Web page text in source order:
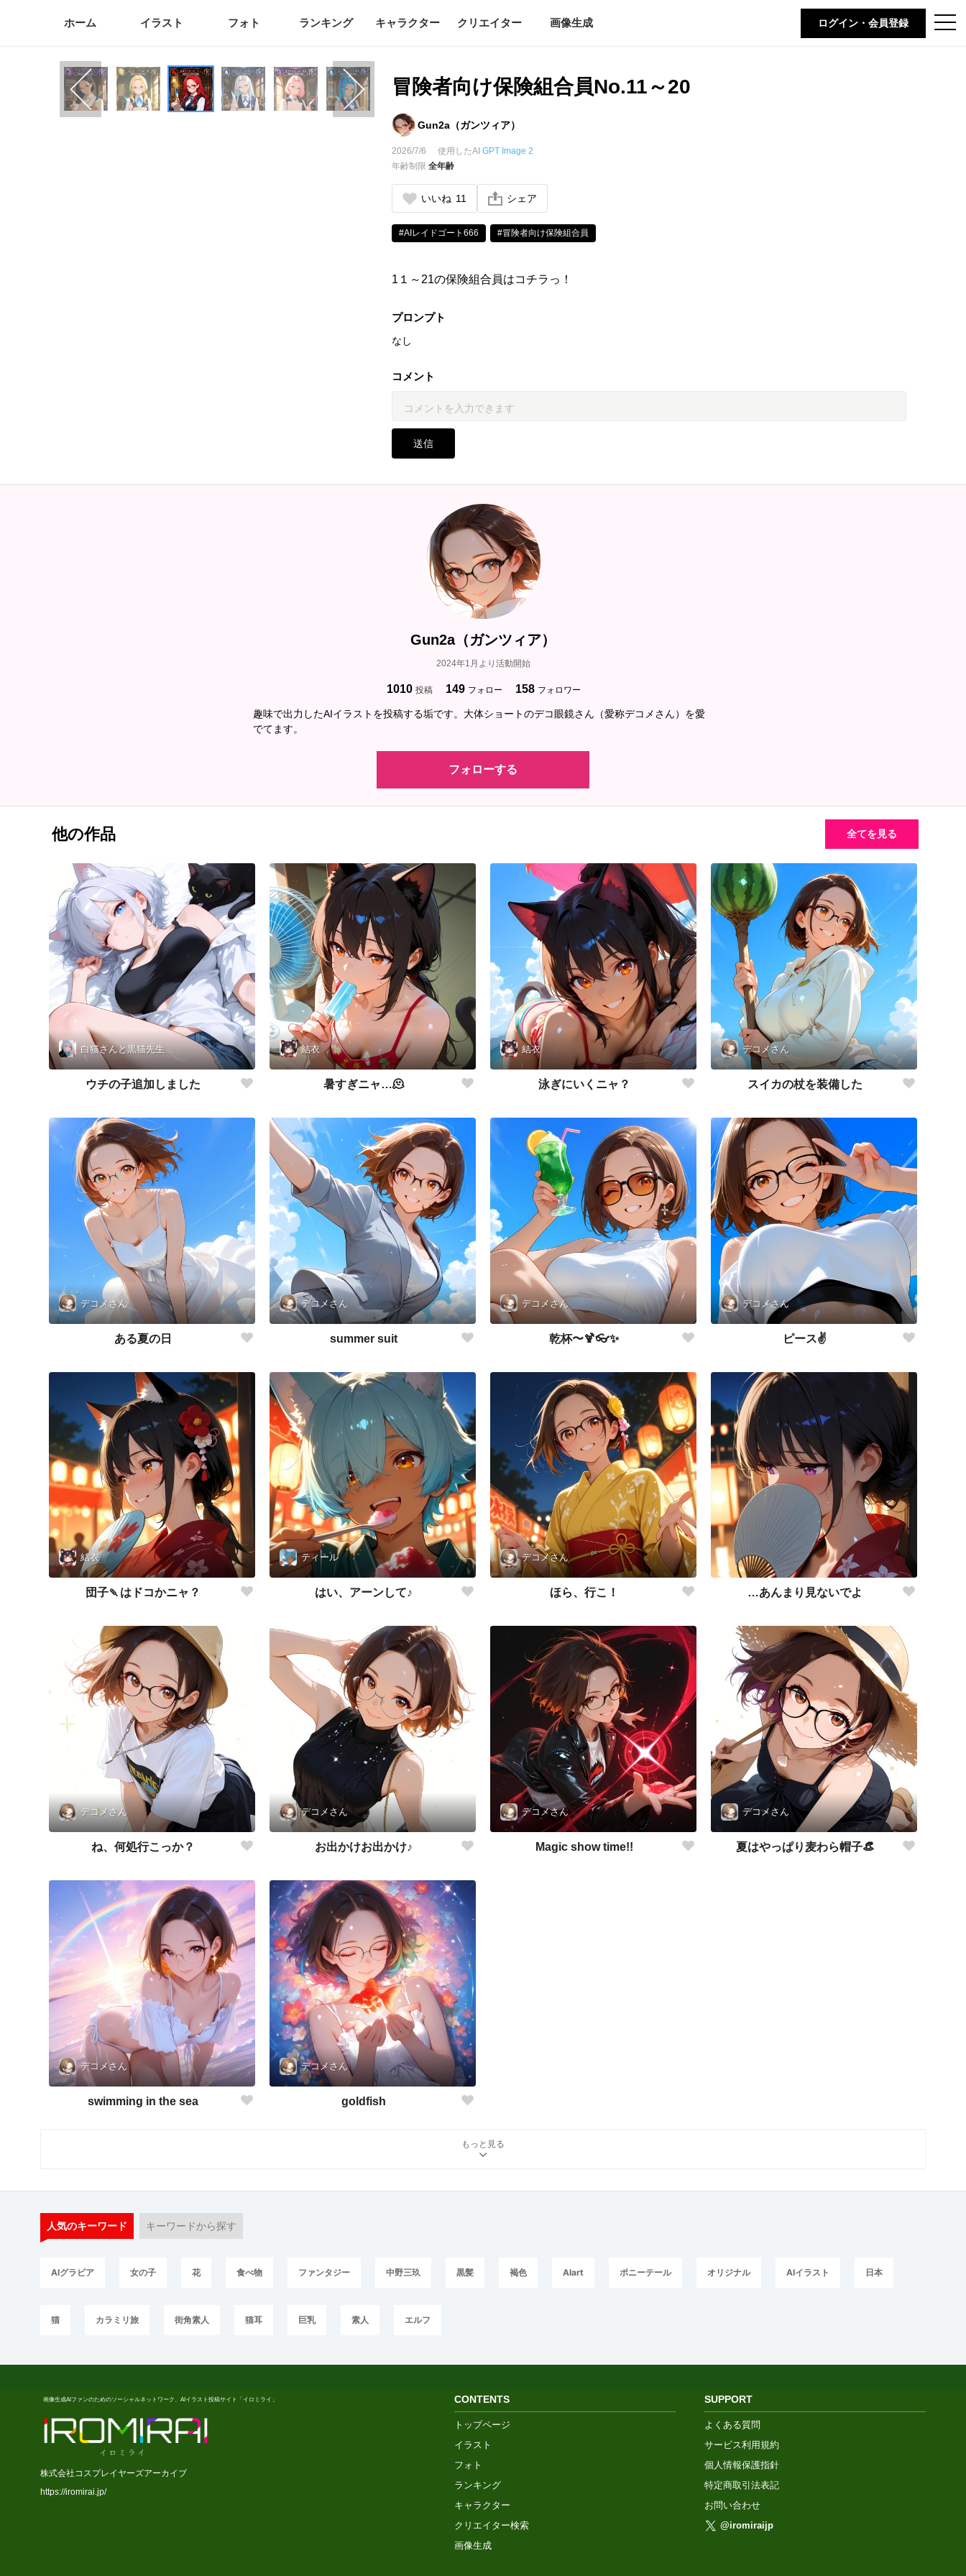
t
o
ホーム イラスト フォト ランキング キャラクター クリエイター 画像生成 ログイン・会員登録
冒険者向け保険組合員No.11～20
Gun2a（ガンツィア）
2026/7/6 使用したAIGPT Image 2
年齢制限全年齢
いいね 11 シェア
#AIレイドゴート666 #冒険者向け保険組合員
1１～21の保険組合員はコチラっ！
プロンプト
なし
コメント
送信
Gun2a（ガンツィア）
2024年1月より活動開始
1010 投稿 149 フォロー 158 フォロワー
趣味で出力したAIイラストを投稿する垢です。大体ショートのデコ眼鏡さん（愛称デコメさん）を愛
でてます。
フォローする
他の作品 全てを見る
白猫さんと黒猫先生
ウチの子追加しました
結衣
暑すぎニャ…🫠
結衣
泳ぎにいくニャ？
デコメさん
スイカの杖を装備した
デコメさん
ある夏の日
デコメさん
summer suit
デコメさん
乾杯〜🍹👓✨
デコメさん
ピース✌️
結衣
団子🍡はドコかニャ？
ティール
はい、アーンして♪
デコメさん
ほら、行こ！ …あんまり見ないでよ
デコメさん
ね、何処行こっか？
デコメさん
お出かけお出かけ♪
デコメさん
Magic show time!!
デコメさん
夏はやっぱり麦わら帽子👒
デコメさん
swimming in the sea
デコメさん
goldfish
もっと見る
人気のキーワード キーワードから探す
AIグラビア 女の子 花 食べ物 ファンタジー 中野三玖 黒髪 褐色 AIart ポニーテール オリジナル AIイラスト 日本
猫 カラミリ旅 街角素人 猫耳 巨乳 素人 エルフ
画像生成AIファンのためのソーシャルネットワーク、AIイラスト投稿サイト「イロミライ」
株式会社コスプレイヤーズアーカイブ
https://iromirai.jp/
SUPPORT
よくある質問
サービス利用規約
個人情報保護指針
特定商取引法表記
お問い合わせ
@iromiraijp
CONTENTS
トップページ
イラスト
フォト
ランキング
キャラクター
クリエイター検索
画像生成